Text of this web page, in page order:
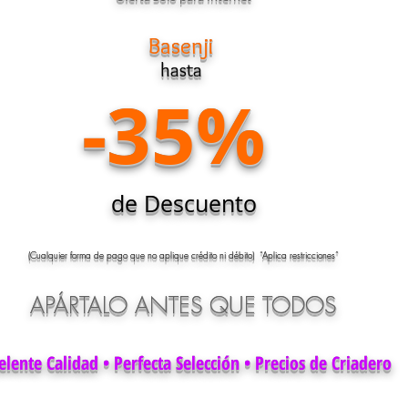
Basenji
hasta
-35%
de Descuento
(Cualquier forma de pago que no aplique crédito ni débito) “Aplica restricciones”
APÁRTALO ANTES QUE TODOS
Calidad • Perfecta Selección • Precios de Criadero